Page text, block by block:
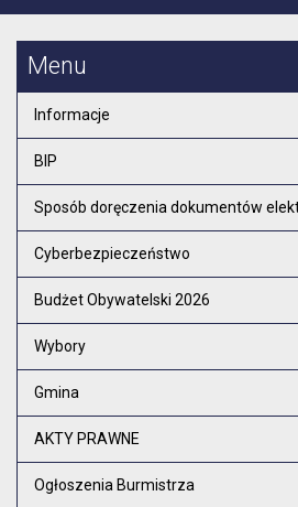
Menu
Informacje
BIP
Sposób doręczenia dokumentów
Cyberbezpieczeństwo
Budżet Obywatelski 2026
Wybory
Gmina
AKTY PRAWNE
Ogłoszenia Burmistrza